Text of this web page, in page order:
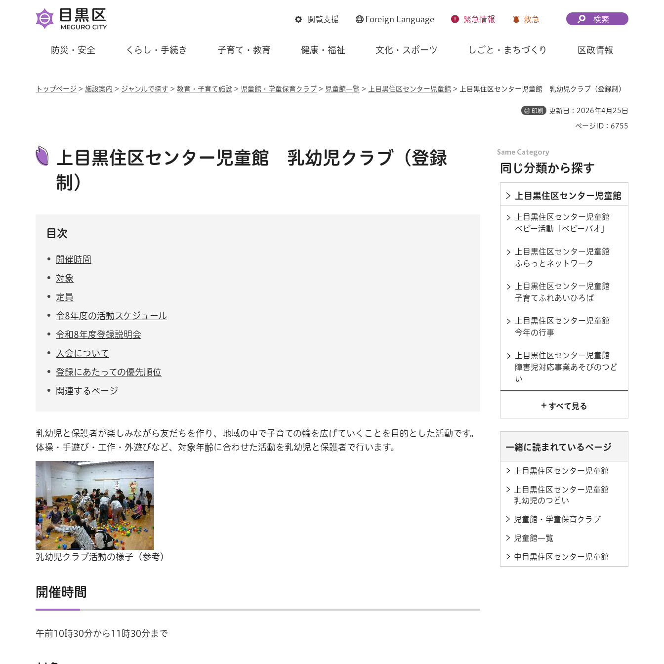
閲覧支援 Foreign Language 緊急情報 救急 検索
防災・安全 くらし・手続き 子育て・教育 健康・福祉 文化・スポーツ しごと・まちづくり 区政情報
トップページ > 施設案内 > ジャンルで探す > 教育・子育て施設 > 児童館・学童保育クラブ > 児童館一覧 > 上目黒住区センター児童館 > 上目黒住区センター児童館 乳幼児クラブ（登録制）
印刷 更新日：2026年4月25日
ページID：6755
上目黒住区センター児童館 乳幼児クラブ（登録
制）
目次
開催時間
対象
定員
令8年度の活動スケジュール
令和8年度登録説明会
入会について
登録にあたっての優先順位
関連するページ
乳幼児と保護者が楽しみながら友だちを作り、地域の中で子育ての輪を広げていくことを目的とした活動です。
体操・手遊び・工作・外遊びなど、対象年齢に合わせた活動を乳幼児と保護者で行います。
乳幼児クラブ活動の様子（参考）
開催時間
午前10時30分から11時30分まで
同じ分類から探す
上目黒住区センター児童館
上目黒住区センター児童館
ベビー活動「ベビーパオ」
上目黒住区センター児童館
ふらっとネットワーク
上目黒住区センター児童館
子育てふれあいひろば
上目黒住区センター児童館
今年の行事
上目黒住区センター児童館
障害児対応事業あそびのつど
い
すべて見る
一緒に読まれているページ
上目黒住区センター児童館
上目黒住区センター児童館
乳幼児のつどい
児童館・学童保育クラブ
児童館一覧
中目黒住区センター児童館